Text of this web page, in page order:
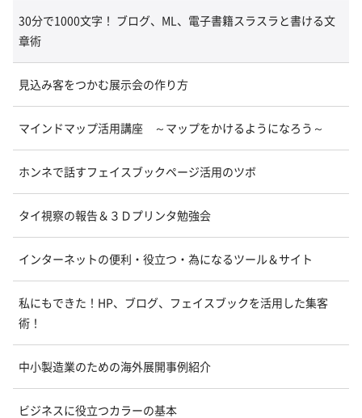
30分で1000文字！ ブログ、ML、電子書籍スラスラと書ける文
章術
見込み客をつかむ展示会の作り方
マインドマップ活用講座 ～マップをかけるようになろう～
ホンネで話すフェイスブックページ活用のツボ
タイ視察の報告＆３Ｄプリンタ勉強会
インターネットの便利・役立つ・為になるツール＆サイト
私にもできた！HP、ブログ、フェイスブックを活用した集客
術！
中小製造業のための海外展開事例紹介
ビジネスに役立つカラーの基本